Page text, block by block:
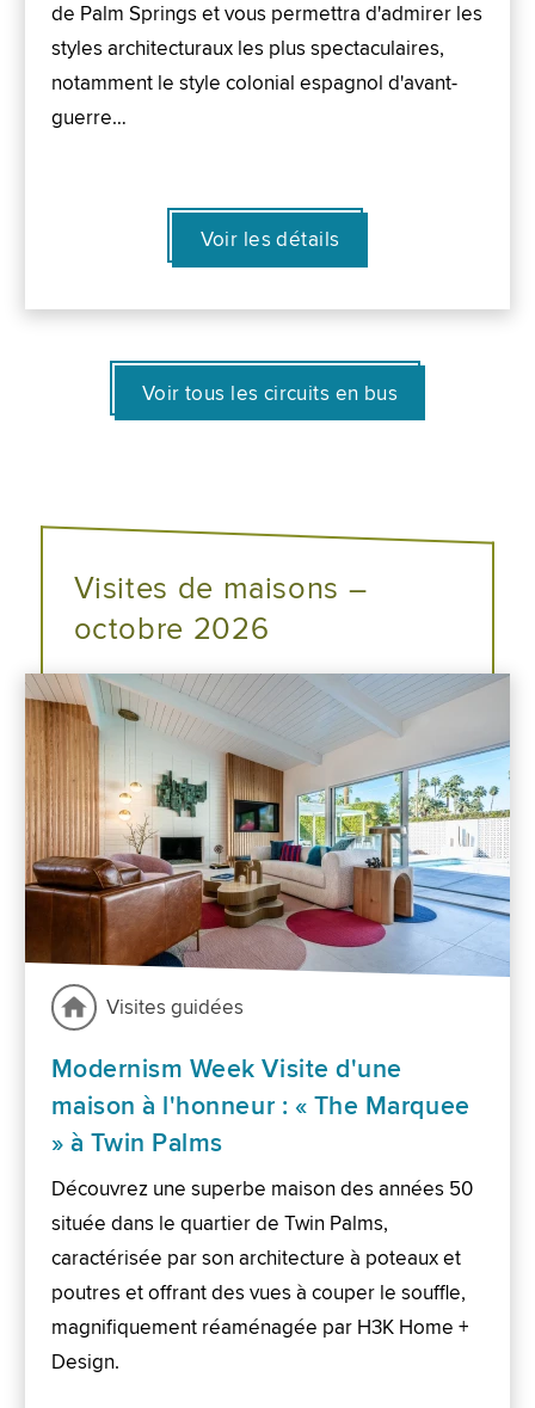
de Palm Springs et vous permettra d'admirer les
styles architecturaux les plus spectaculaires,
notamment le style colonial espagnol d'avant-
guerre…
Voir les détails
Voir tous les circuits en bus
Visites de maisons –
octobre 2026
Visites guidées
Modernism Week Visite d'une
maison à l'honneur : « The Marquee
» à Twin Palms
Découvrez une superbe maison des années 50
située dans le quartier de Twin Palms,
caractérisée par son architecture à poteaux et
poutres et offrant des vues à couper le souffle,
magnifiquement réaménagée par H3K Home +
Design.